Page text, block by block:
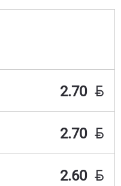
2.70 BYN
2.70 BYN
2.60 BYN